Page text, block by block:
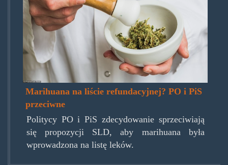
Marihuana na liście refundacyjnej? PO i PiS
przeciwne
Politycy PO i PiS zdecydowanie sprzeciwiają
się propozycji SLD, aby marihuana była
wprowadzona na listę leków.